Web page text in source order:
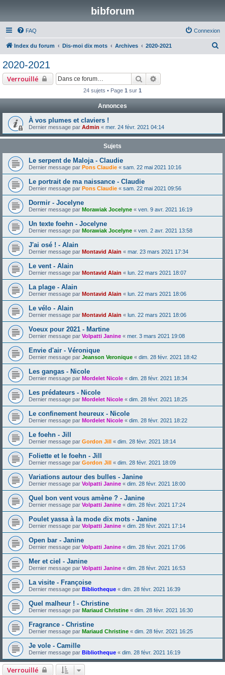
bibforum
FAQ Connexion
Index du forum Dis-moi dix mots Archives 2020-2021
r
2020-2021
Verrouillé Rechercher
24 sujets • Page 1 sur 1
Annonces
À vos plumes et claviers !
Dernier message par Admin « mer. 24 févr. 2021 04:14
Sujets
Le serpent de Maloja - Claudie
Dernier message par Pons Claudie « sam. 22 mai 2021 10:16
Le portrait de ma naissance - Claudie
Dernier message par Pons Claudie « sam. 22 mai 2021 09:56
Dormir - Jocelyne
Dernier message par Morawiak Jocelyne « ven. 9 avr. 2021 16:19
Un texte foehn - Jocelyne
Dernier message par Morawiak Jocelyne « ven. 2 avr. 2021 13:58
J'ai osé ! - Alain
Dernier message par Montavid Alain « mar. 23 mars 2021 17:34
Le vent - Alain
Dernier message par Montavid Alain « lun. 22 mars 2021 18:07
La plage - Alain
Dernier message par Montavid Alain « lun. 22 mars 2021 18:06
Le vélo - Alain
Dernier message par Montavid Alain « lun. 22 mars 2021 18:06
Voeux pour 2021 - Martine
Dernier message par Volpatti Janine « mer. 3 mars 2021 19:08
Envie d'air - Véronique
Dernier message par Jeanson Veronique « dim. 28 févr. 2021 18:42
Les gangas - Nicole
Dernier message par Mordelet Nicole « dim. 28 févr. 2021 18:34
Les prédateurs - Nicole
Dernier message par Mordelet Nicole « dim. 28 févr. 2021 18:25
Le confinement heureux - Nicole
Dernier message par Mordelet Nicole « dim. 28 févr. 2021 18:22
Le foehn - Jill
Dernier message par Gordon Jill « dim. 28 févr. 2021 18:14
Foliette et le foehn - Jill
Dernier message par Gordon Jill « dim. 28 févr. 2021 18:09
Variations autour des bulles - Janine
Dernier message par Volpatti Janine « dim. 28 févr. 2021 18:00
Quel bon vent vous amène ? - Janine
Dernier message par Volpatti Janine « dim. 28 févr. 2021 17:24
Poulet yassa à la mode dix mots - Janine
Dernier message par Volpatti Janine « dim. 28 févr. 2021 17:14
Open bar - Janine
Dernier message par Volpatti Janine « dim. 28 févr. 2021 17:06
Mer et ciel - Janine
Dernier message par Volpatti Janine « dim. 28 févr. 2021 16:53
La visite - Françoise
Dernier message par Bibliotheque « dim. 28 févr. 2021 16:39
Quel malheur ! - Christine
Dernier message par Mariaud Christine « dim. 28 févr. 2021 16:30
Fragrance - Christine
Dernier message par Mariaud Christine « dim. 28 févr. 2021 16:25
Je vole - Camille
Dernier message par Bibliotheque « dim. 28 févr. 2021 16:19
Verrouillé